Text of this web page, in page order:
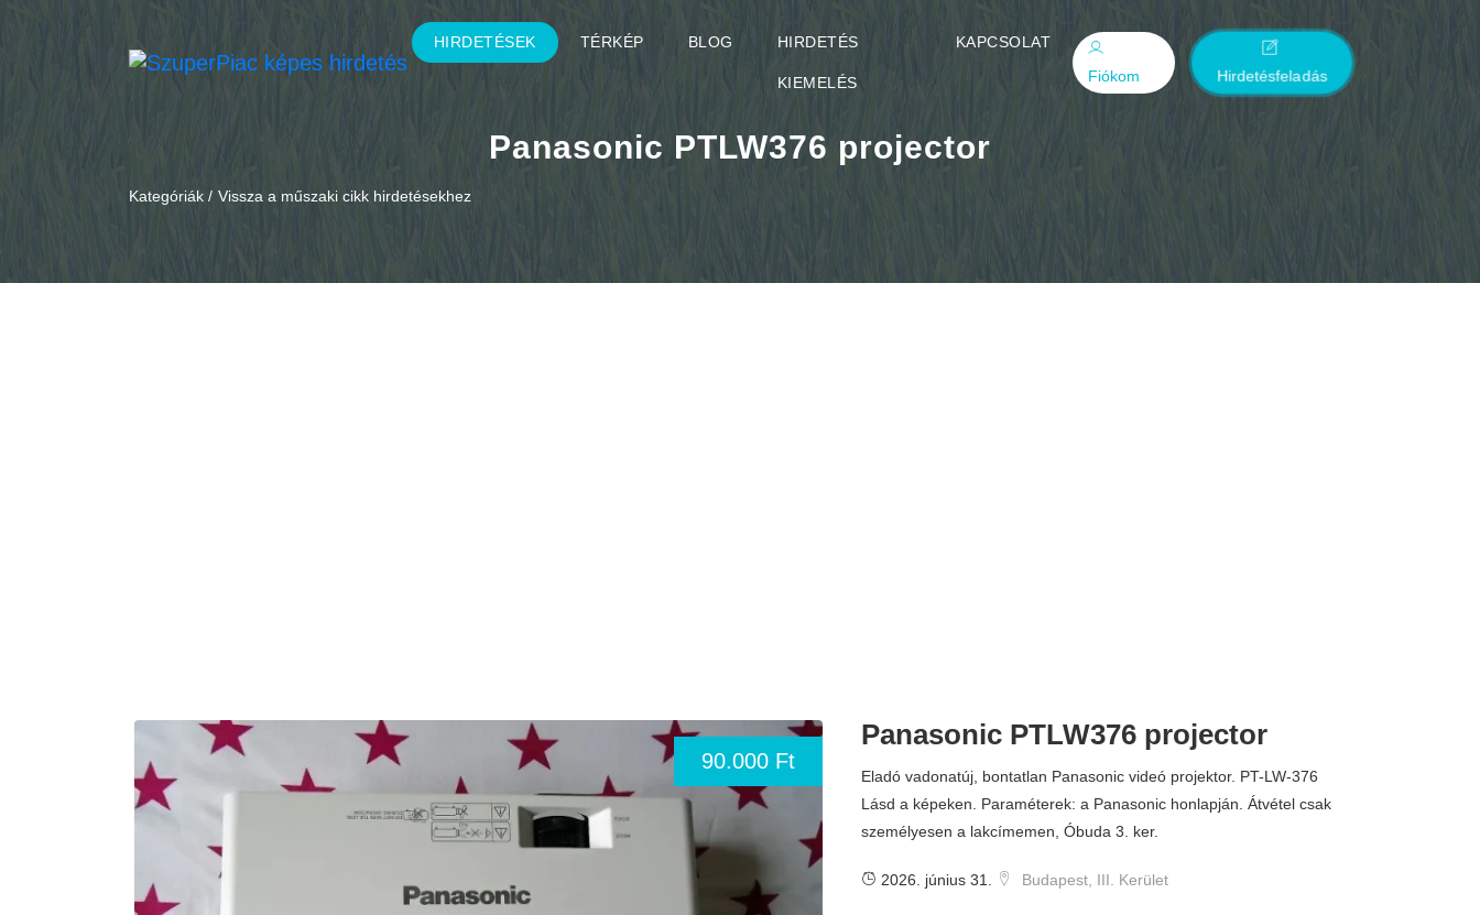
HIRDETÉSEK TÉRKÉP BLOG HIRDETÉS
KIEMELÉS
KAPCSOLAT
Fiókom
Hirdetésfeladás
Panasonic PTLW376 projector
Kategóriák / Vissza a műszaki cikk hirdetésekhez
90.000 Ft
Panasonic PTLW376 projector
Eladó vadonatúj, bontatlan Panasonic videó projektor. PT-LW-376
Lásd a képeken. Paraméterek: a Panasonic honlapján. Átvétel csak
személyesen a lakcímemen, Óbuda 3. ker.
2026. június 31. Budapest, III. Kerület